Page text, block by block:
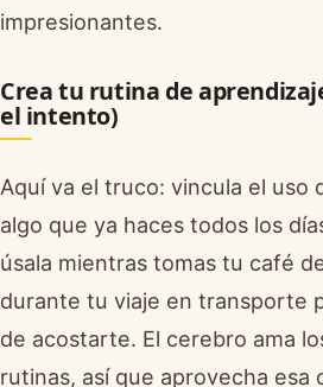
impresionantes.
Crea tu rutina de
el intento)
Aquí va el truco: vincula el uso
algo que ya haces todos los
úsala mientras tomas tu café
durante tu viaje en transporte
de acostarte. El cerebro ama
rutinas, así que aprovecha esa